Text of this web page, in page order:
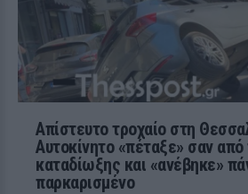
Απίστευτο τροχαίο στη
Αυτοκίνητο «πέταξε» σαν από
καταδίωξης και «ανέβηκε»
παρκαρισμένο